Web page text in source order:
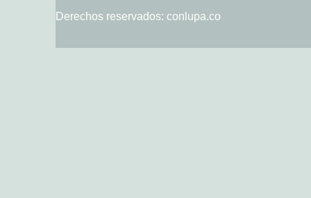
Derechos reservados: conlupa.co